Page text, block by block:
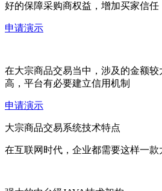
好的保障采购商权益，增加买家信任
申请演示
在大宗商品交易当中，涉及的金额
高，平台有必要建立信用机制
申请演示
大宗商品交易系统技术特点
在互联网时代，企业都需要这样一